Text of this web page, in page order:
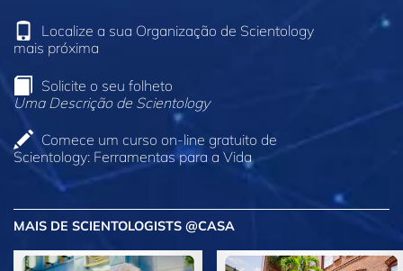
Localize a sua Organização de Scientology
mais próxima
Solicite o seu folheto
Uma Descrição de Scientology
Comece um curso on‑line gratuito de
Scientology: Ferramentas para a Vida
MAIS DE SCIENTOLOGISTS @CASA